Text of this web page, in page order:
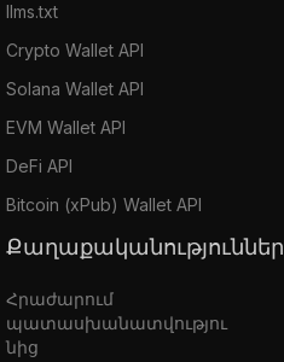
llms.txt
Crypto Wallet API
Solana Wallet API
EVM Wallet API
DeFi API
Bitcoin (xPub) Wallet API
Քաղաքականություններ
Հրաժարում
պատասխանատվությու
նից